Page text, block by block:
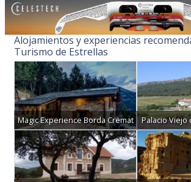
Alojamientos y experiencias
Turismo de Estrellas
Magic Experience Borda Cremat Palacio Viejo